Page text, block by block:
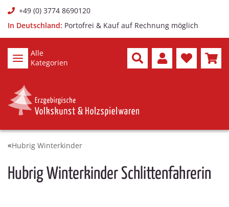
+49 (0) 3774 8690120
In Deutschland: Portofrei & Kauf auf Rechnung möglich
Alle
Kategorien
Hubrig Winterkinder
Hubrig Winterkinder Schlittenfahrerin